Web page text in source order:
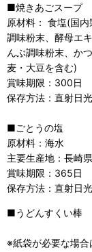
■焼きあごスープ
原材料： 食塩(国
調味粉末、酵母エ
んぶ調味粉末、か
麦・大豆を含む)
賞味期限：300日
保存方法：直射日
■ごとうの塩
原材料：海水
主要生産地：長崎
賞味期限：365日
保存方法：直射日
■うどんすくい棒
※紙袋が必要な場合